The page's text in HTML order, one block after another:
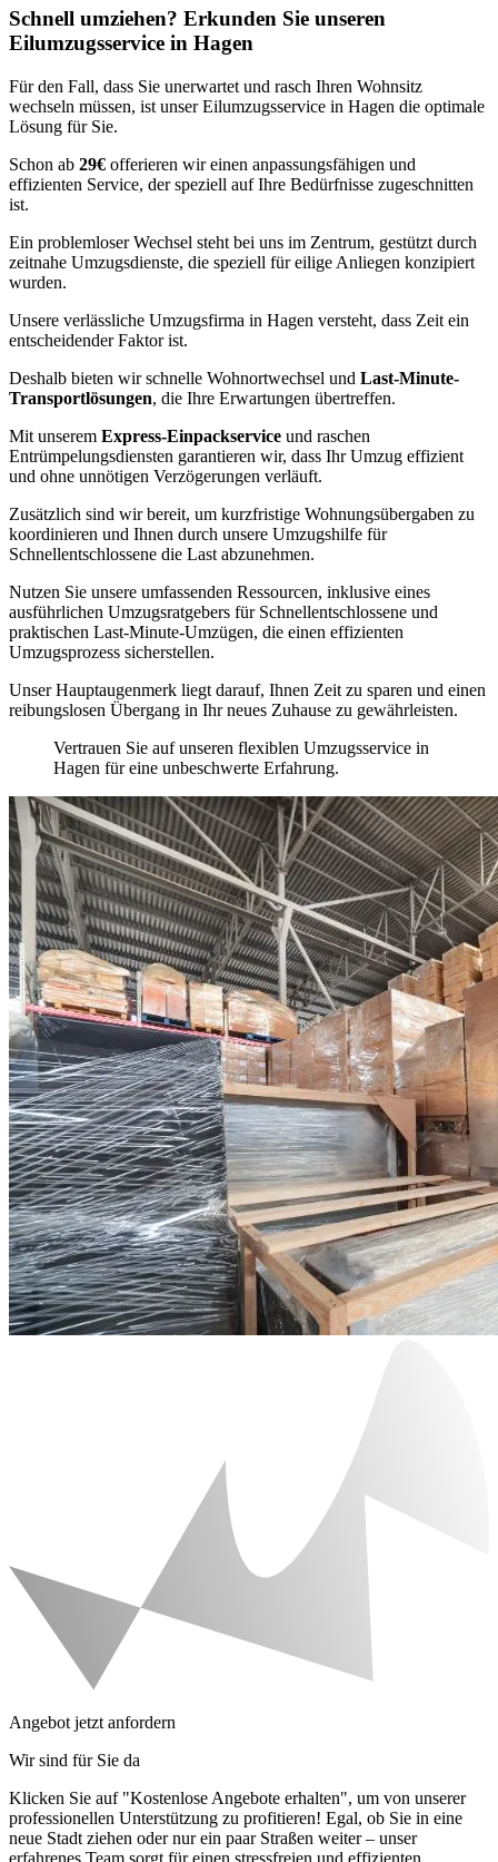
Schnell umziehen? Erkunden Sie unseren
Eilumzugsservice in Hagen
Für den Fall, dass Sie unerwartet und rasch Ihren Wohnsitz
wechseln müssen, ist unser Eilumzugsservice in Hagen die optimale
Lösung für Sie.
Schon ab 29€ offerieren wir einen anpassungsfähigen und
effizienten Service, der speziell auf Ihre Bedürfnisse zugeschnitten
ist.
Ein problemloser Wechsel steht bei uns im Zentrum, gestützt durch
zeitnahe Umzugsdienste, die speziell für eilige Anliegen konzipiert
wurden.
Unsere verlässliche Umzugsfirma in Hagen versteht, dass Zeit ein
entscheidender Faktor ist.
Deshalb bieten wir schnelle Wohnortwechsel und Last-Minute-
Transportlösungen, die Ihre Erwartungen übertreffen.
Mit unserem Express-Einpackservice und raschen
Entrümpelungsdiensten garantieren wir, dass Ihr Umzug effizient
und ohne unnötigen Verzögerungen verläuft.
Zusätzlich sind wir bereit, um kurzfristige Wohnungsübergaben zu
koordinieren und Ihnen durch unsere Umzugshilfe für
Schnellentschlossene die Last abzunehmen.
Nutzen Sie unsere umfassenden Ressourcen, inklusive eines
ausführlichen Umzugsratgebers für Schnellentschlossene und
praktischen Last-Minute-Umzügen, die einen effizienten
Umzugsprozess sicherstellen.
Unser Hauptaugenmerk liegt darauf, Ihnen Zeit zu sparen und einen
reibungslosen Übergang in Ihr neues Zuhause zu gewährleisten.
Vertrauen Sie auf unseren flexiblen Umzugsservice in
Hagen für eine unbeschwerte Erfahrung.
Angebot jetzt anfordern
Wir sind für Sie da
Klicken Sie auf "Kostenlose Angebote erhalten", um von unserer
professionellen Unterstützung zu profitieren! Egal, ob Sie in eine
neue Stadt ziehen oder nur ein paar Straßen weiter – unser